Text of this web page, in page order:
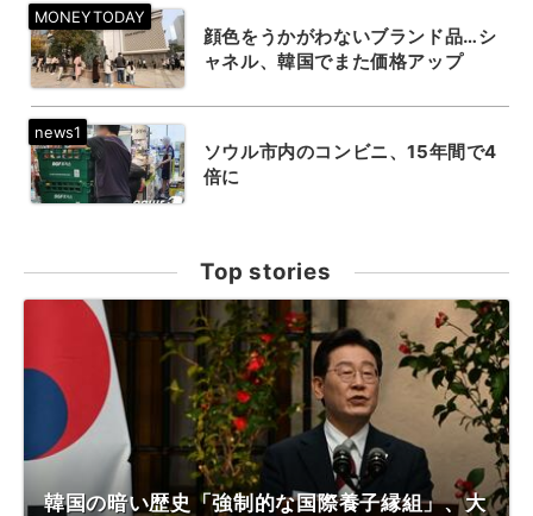
顔色をうかがわないブランド品…シ
ャネル、韓国でまた価格アップ
ソウル市内のコンビニ、15年間で4
倍に
Top stories
韓国の暗い歴史「強制的な国際養子縁組」、大